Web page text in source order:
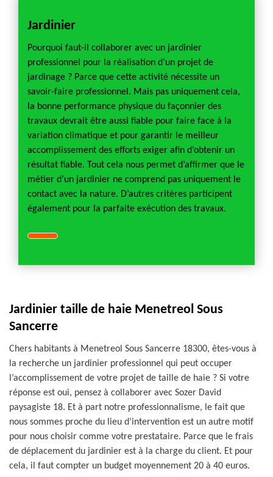
Jardinier
Pourquoi faut-il collaborer avec un jardinier
professionnel pour la réalisation d’un projet de
jardinage ? Parce que cette activité nécessite un
savoir-faire professionnel. Mais pas uniquement cela,
la bonne performance physique du façonnier des
travaux devrait être aussi fiable pour faire face à la
variation climatique et pour garantir le meilleur
accomplissement des efforts exiger afin d’obtenir un
résultat fiable. Tout cela nous permet d’affirmer que le
métier d’un jardinier ne comprend pas uniquement le
contact avec la nature. D’autres critères participent
également pour la parfaite exécution des travaux.
Jardinier taille de haie Menetreol Sous
Sancerre
Chers habitants à Menetreol Sous Sancerre 18300, êtes-vous à
la recherche un jardinier professionnel qui peut occuper
l’accomplissement de votre projet de taille de haie ? Si votre
réponse est oui, pensez à collaborer avec Sozer David
paysagiste 18. Et à part notre professionnalisme, le fait que
nous sommes proche du lieu d’intervention est un autre motif
pour nous choisir comme votre prestataire. Parce que le frais
de déplacement du jardinier est à la charge du client. Et pour
cela, il faut compter un budget moyennement 20 à 40 euros.